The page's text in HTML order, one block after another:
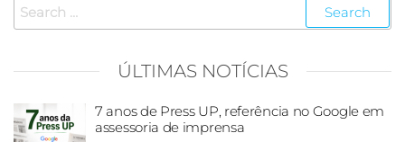
ÚLTIMAS NOTÍCIAS
7 anos de Press UP, referência no Google em
assessoria de imprensa